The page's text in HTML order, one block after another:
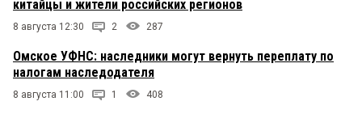
китайцы и жители российских регионов
8 августа 12:30 2 287
Омское УФНС: наследники могут вернуть переплату по
налогам наследодателя
8 августа 11:00 1 408